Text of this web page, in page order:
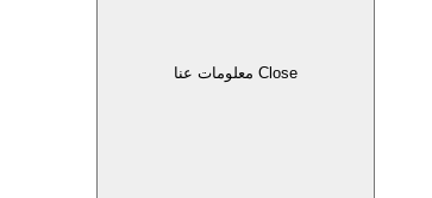
Close معلومات عنا